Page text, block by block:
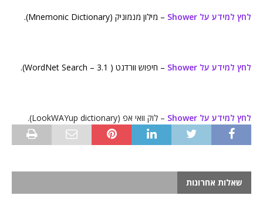
לחץ למידע על Shower – מילון מנמוניק (Mnemonic Dictionary).
לחץ למידע על Shower – חיפוש וורדנט ( WordNet Search – 3.1).
לחץ למידע על Shower – לוק וואי אפ (LookWAYup dictionary).
שאלות אחרונות